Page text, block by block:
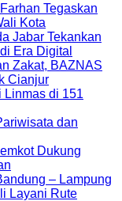
Tegaskan
Kota
Jabar Tekankan
Era Digital
Zakat, BAZNAS
Cianjur
Linmas di 151
dan
Dukung
– Lampung
Layani Rute